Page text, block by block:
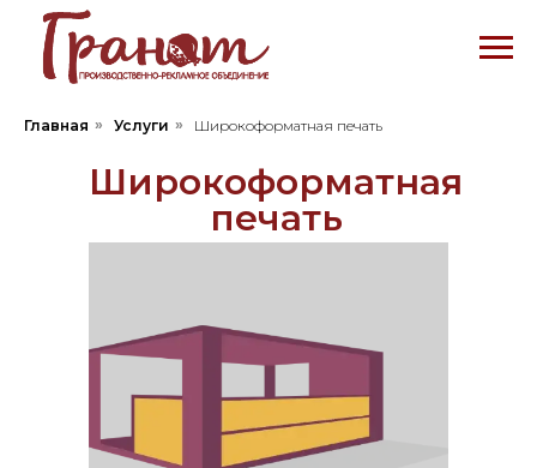
Главная » Услуги » Широкоформатная печать
Широкоформатная
печать